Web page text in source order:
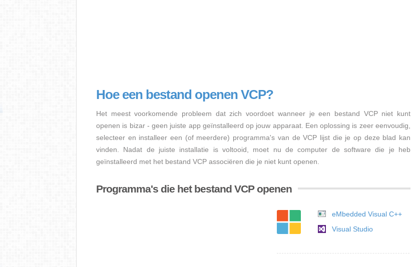
Hoe een bestand openen VCP?
Het meest voorkomende probleem dat zich voordoet wanneer je een bestand VCP niet kunt
openen is bizar - geen juiste app geïnstalleerd op jouw apparaat. Een oplossing is zeer eenvoudig,
selecteer en installeer een (of meerdere) programma's van de VCP lijst die je op deze blad kan
vinden. Nadat de juiste installatie is voltooid, moet nu de computer de software die je heb
geïnstalleerd met het bestand VCP associëren die je niet kunt openen.
Programma's die het bestand VCP openen
eMbedded Visual C++
Visual Studio